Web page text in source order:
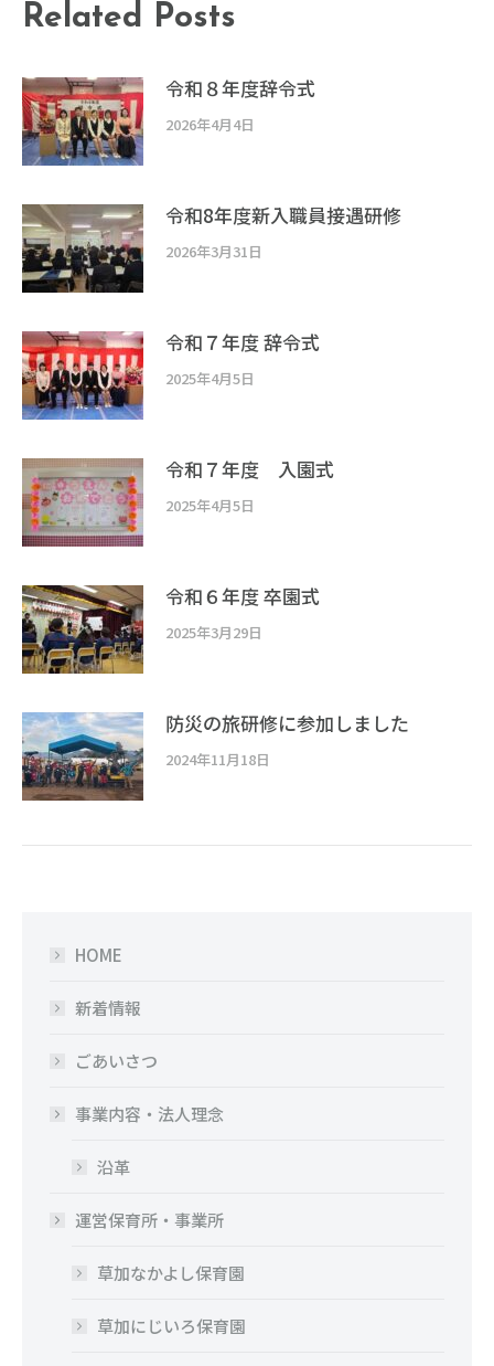
Related Posts
令和８年度辞令式
2026年4月4日
令和8年度新入職員接遇研修
2026年3月31日
令和７年度 辞令式
2025年4月5日
令和７年度 入園式
2025年4月5日
令和６年度 卒園式
2025年3月29日
防災の旅研修に参加しました
2024年11月18日
HOME
新着情報
ごあいさつ
事業内容・法人理念
沿革
運営保育所・事業所
草加なかよし保育園
草加にじいろ保育園